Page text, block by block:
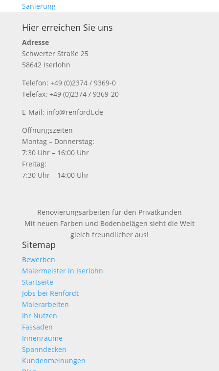
Sanierung
Hier erreichen Sie uns
Adresse
Schwerter Straße 25
58642 Iserlohn
Telefon: +49 (0)2374 / 9369-0
Telefax: +49 (0)2374 / 9369-20
E-Mail: info@renfordt.de
Öffnungszeiten
Montag – Donnerstag:
7:30 Uhr – 16:00 Uhr
Freitag:
7:30 Uhr – 14:00 Uhr
Renovierungsarbeiten für den Privatkunden
Mit neuen Farben und Bodenbelägen sieht die Welt
gleich freundlicher aus!
Sitemap
Bewerben
Malermeister in Iserlohn
Startseite
Jobs bei Renfordt
Malerarbeiten
Ihr Nutzen
Fassaden
Innenräume
Spanndecken
Kundenmeinungen